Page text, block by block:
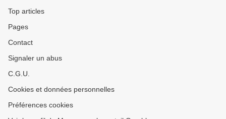
Top articles
Pages
Contact
Signaler un abus
C.G.U.
Cookies et données personnelles
Préférences cookies